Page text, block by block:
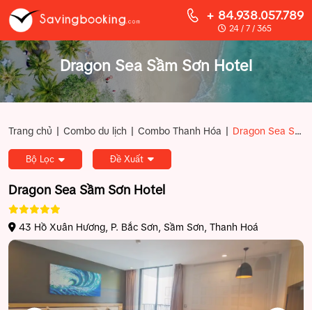
+ 84.938.057.789
24 / 7 / 365
Dragon Sea Sầm Sơn Hotel
Trang chủ | Combo du lịch | Combo Thanh Hóa | Dragon Sea Sầm Sơn Hotel
Bộ Lọc Đề Xuất
Dragon Sea Sầm Sơn Hotel
43 Hồ Xuân Hương, P. Bắc Sơn, Sầm Sơn, Thanh Hoá